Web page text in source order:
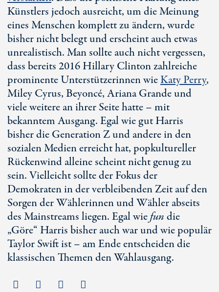
Künstlers jedoch ausreicht, um die Meinung
eines Menschen komplett zu ändern, wurde
bisher nicht belegt und erscheint auch etwas
unrealistisch. Man sollte auch nicht vergessen,
dass bereits 2016Hillary Clintonzahlreiche
prominente Unterstützerinnen wieKaty Perry,
Miley Cyrus, Beyoncé,Ariana Grandeund
viele weitere an ihrer Seite hatte – mit
bekanntem Ausgang. Egal wie gut Harris
bisher dieGeneration Zund andere in den
sozialen Medien erreicht hat, popkultureller
Rückenwind alleine scheint nicht genug zu
sein. Vielleicht sollte der Fokus der
Demokraten in der verbleibenden Zeit auf den
Sorgen der Wählerinnen und Wähler abseits
des Mainstreams liegen. Egal wiefundie
„Göre“ Harris bisher auch war und wie populär
Taylor Swiftist – am Ende entscheiden die
klassischen Themen den Wahlausgang.